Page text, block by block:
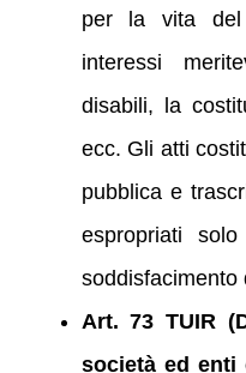
per la vita del
interessi
disabili, la
ecc. Gli atti
pubblica e
espropriati
soddisfacimento
Art. 73 TUIR
società ed enti